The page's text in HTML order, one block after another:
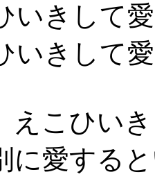
いきして
いきして
こひい
に愛する